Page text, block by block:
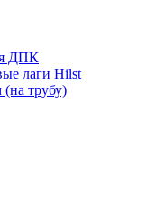
ДПК
лаги Hilst
трубу)